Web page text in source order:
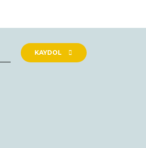
KAYDOL